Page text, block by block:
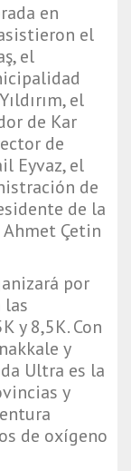
en
el
el
el
de Kar
de
Eyvaz, el
de
de la
Çetin
por
las
y 8,5K. Con
y
Ultra es la
y
de oxígeno